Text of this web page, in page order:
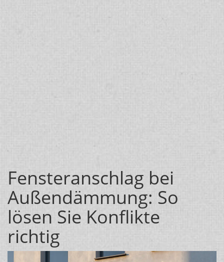
Fensteranschlag bei
Außendämmung: So
lösen Sie Konflikte
richtig